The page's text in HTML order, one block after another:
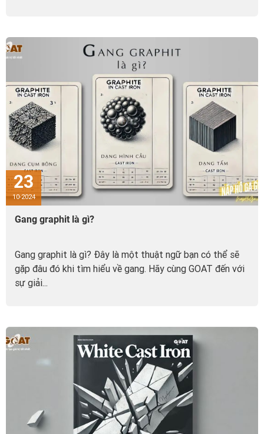
hệ thống thoát nước đô thị dưới đây nhé!
23
10-2024
Gang graphit là gì?
Gang graphit là gì? Đây là một thuật ngữ bạn có thể sẽ
gặp đâu đó khi tìm hiểu về gang. Hãy cùng GOAT đến với
sự giải...